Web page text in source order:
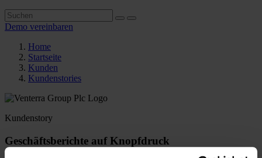
Demo vereinbaren
Home
Startseite
Kunden
Kundenstories
Kundenstory
Geschäftsberichte auf Knopfdruck